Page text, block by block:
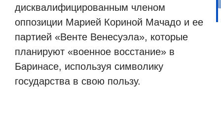
дисквалифицированным членом
оппозиции Марией Кориной Мачадо и ее
партией «Венте Венесуэла», которые
планируют «военное восстание» в
Баринасе, используя символику
государства в свою пользу.